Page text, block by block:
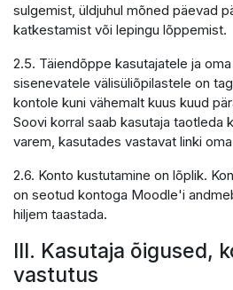
sulgemist, üldjuhul mõned päevad
katkestamist või lepingu lõppemist.
2.5. Täiendõppe kasutajatele ja
sisenevatele välisüliõpilastele on
kontole kuni vähemalt kuus kuud
Soovi korral saab kasutaja taotleda
varem, kasutades vastavat linki
2.6. Konto kustutamine on lõplik.
on seotud kontoga Moodle'i
hiljem taastada.
III. Kasutaja õigused,
vastutus